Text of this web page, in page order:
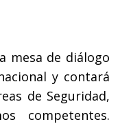
mesa de diálogo
y contará
de Seguridad,
competentes.